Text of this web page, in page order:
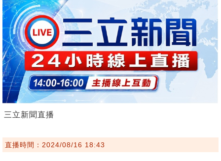
三立新聞直播
直播時間：2024/08/16 18:43